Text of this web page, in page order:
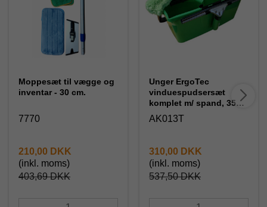
Moppesæt til vægge og
inventar - 30 cm.
7770
403,69 DKK
210,00 DKK
(inkl. moms)
Unger ErgoTec
vinduespudsersæt
komplet m/ spand, 35
cm.
AK013T
537,50 DKK
310,00 DKK
(inkl. moms)